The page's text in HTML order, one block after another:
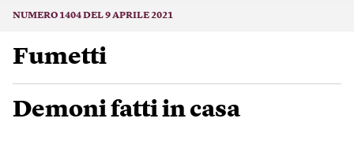
NUMERO 1404 DEL 9 APRILE 2021
Fumetti
Demoni fatti in casa